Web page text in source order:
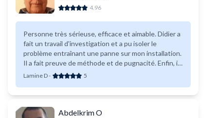
4.96
Personne très sérieuse, efficace et aimable. Didier a
fait un travail d'investigation et a pu isoler le
problème entraînant une panne sur mon installation.
Il a fait preuve de méthode et de pugnacité. Enfin, il
a fait preuve d'inventivité pour résoudre mon
Lamine D- 5
Abdelkrim O